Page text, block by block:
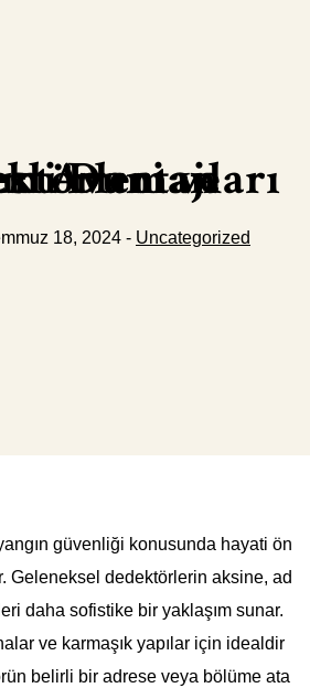
ve Kullanım Avantajları
18, 2024 - Uncategorized
güvenliği konusunda hayati ön
Geleneksel dedektörlerin aksine, ad
daha sofistike bir yaklaşım sunar.
ve karmaşık yapılar için idealdir
belirli bir adrese veya bölüme ata